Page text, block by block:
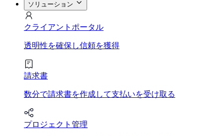
ソリューション
クライアントポータル
透明性を確保し信頼を獲得
請求書
数分で請求書を作成して支払いを受け取る
プロジェクト管理